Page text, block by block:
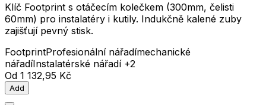
Klíč Footprint s otáčecím kolečkem (300mm, čelisti
60mm) pro instalatéry i kutily. Indukčně kalené zuby
zajišťují pevný stisk.
FootprintProfesionální nářadímechanické
nářadíInstalatérské nářadí+2
Od 1 132,95 Kč
Add